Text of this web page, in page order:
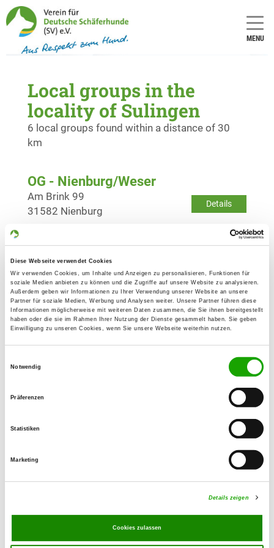
Diese Webseite verwendet Cookies
Wir verwenden Cookies, um Inhalte und Anzeigen zu personalisieren, Funktionen für
soziale Medien anbieten zu können und die Zugriffe auf unsere Website zu analysieren.
Außerdem geben wir Informationen zu Ihrer Verwendung unserer Website an unsere
Partner für soziale Medien, Werbung und Analysen weiter. Unsere Partner führen diese
Informationen möglicherweise mit weiteren Daten zusammen, die Sie ihnen bereitgestellt
haben oder die sie im Rahmen Ihrer Nutzung der Dienste gesammelt haben. Sie geben
Einwilligung zu unseren Cookies, wenn Sie unsere Webseite weiterhin nutzen.
Notwendig
Präferenzen
Statistiken
Marketing
Details zeigen
Cookies zulassen
MENU
Local groups in the
locality of Sulingen
6 local groups found within a distance of 30
km
OG - Nienburg/Weser
Details
Am Brink 99
31582 Nienburg
OG - Uchte
Details
Am Waldmoordamm
31600 Uchte
OG - Barnstorf
Aasbruchweg
49406 Barnstorf
Am Sportplatz 9
OG - Sulinger Land e.V.
Details
OG - Wietingsmoor
Borwede 67